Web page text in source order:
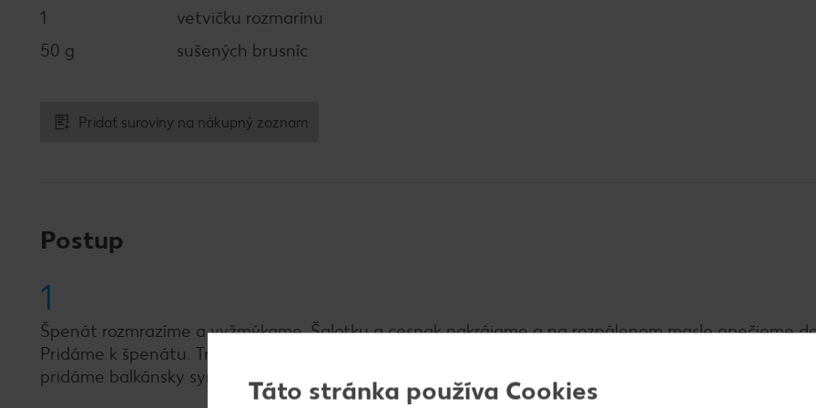
1
vetvičku rozmarínu
50 g
sušených brusníc
Pridať suroviny na nákupný zoznam
Postup
1
Špenát rozmrazíme a vyžmýkame. Šalotku a cesnak nakrájame a na rozpálenom masle opečieme
Pridáme k špenátu. Trochu osolíme a okoreníme, pridáme najemno nasekaný rozmarín a vajíčka.
pridáme balkánsky syr a premiešame.Táto stránka používa Cookies